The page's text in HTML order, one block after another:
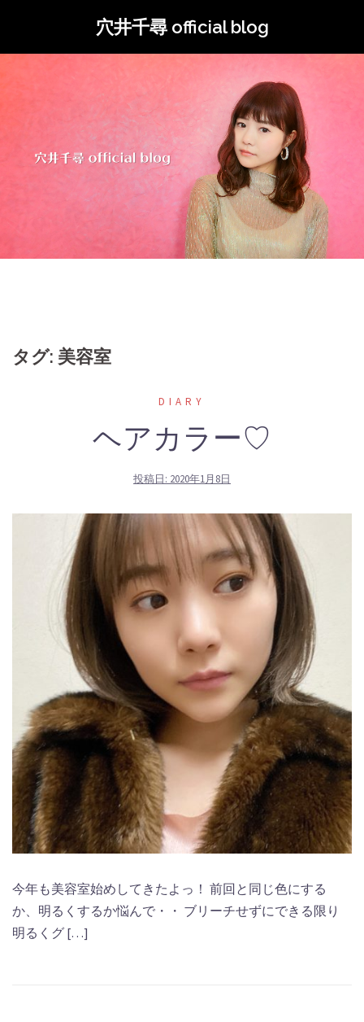
テ
穴井千尋 official blog
タグ: 美容室
DIARY
ヘアカラー♡
投稿日: 2020年1月8日
今年も美容室始めしてきたよっ！ 前回と同じ色にする
か、明るくするか悩んで・・ ブリーチせずにできる限り
明るくグ […]